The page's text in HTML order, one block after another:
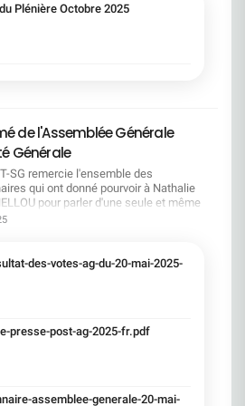
lecture !
Plénière Octobre 2025
de l'Assemblée Générale
Générale
SG remercie l'ensemble des
qui ont donné pourvoir à Nathalie
pour parler d'une seule et même
Générale s'est ouverte avec 4
la forte amélioration en 2024 de tous les
financiers et le premier trimestre 2025
Directeur Général, Slawomir
une banque simple et intégrée. Etre
efficace. Etre une banque rentable. Le
des-votes-ag-du-20-mai-2025-
presse-post-ag-2025-fr.pdf
assemblee-generale-20-mai-